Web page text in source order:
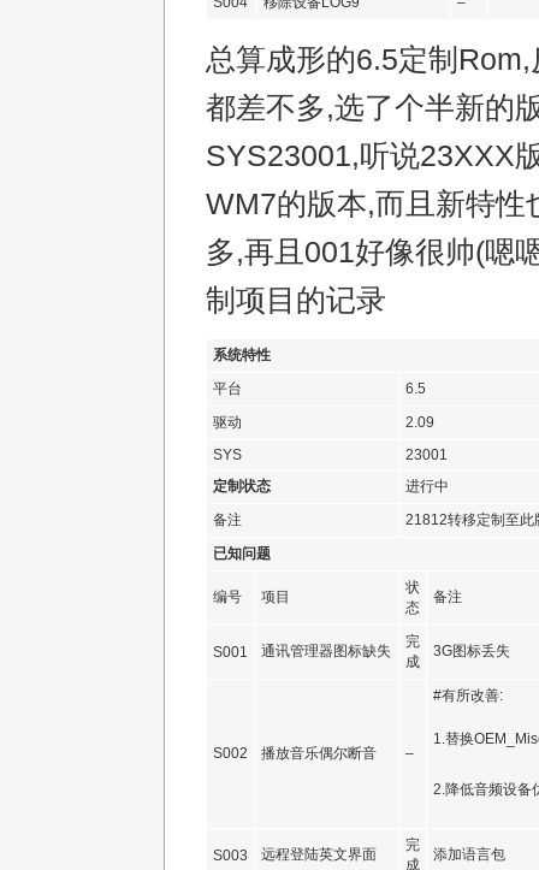
总算成形的6.5定制
都差不多,选了个半新的
SYS23001,听说23XXX
WM7的版本,而且新特性
多,再且001好像很帅(嗯
制项目的记录
系统特性
平台
6.5
驱动
2.09
SYS
23001
定制状态
进行中
备注
21812转移定制至此
已知问题
编号 项目
状
态
备注
S001 通讯管理器图标缺失
完
成
3G图标丢失
S002 播放音乐偶尔断音 –
#有所改善:
1.替换
2.降低音频设备
S003 远程登陆英文界面
完
成
添加语言包